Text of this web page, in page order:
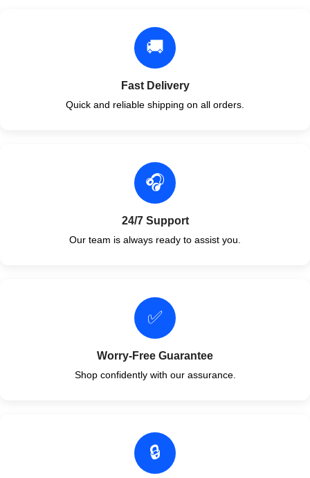
🚚
Fast Delivery
Quick and reliable shipping on all orders.
🎧
24/7 Support
Our team is always ready to assist you.
✅
Worry-Free Guarantee
Shop confidently with our assurance.
🔒